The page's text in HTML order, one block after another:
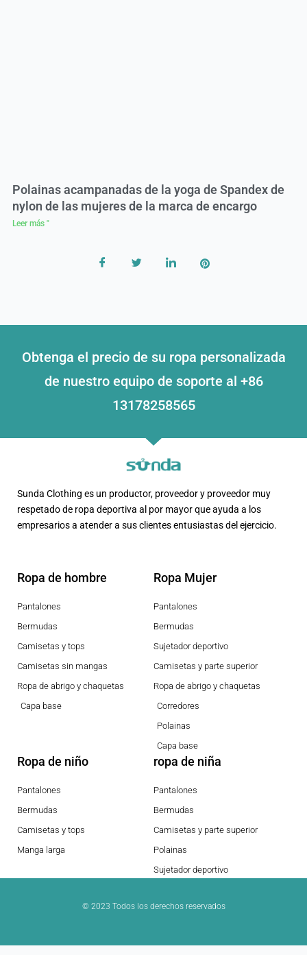
Polainas acampanadas de la yoga de Spandex de
nylon de las mujeres de la marca de encargo
Leer más "
Obtenga el precio de su ropa personalizada
de nuestro equipo de soporte al +86
13178258565
Sunda Clothing es un productor, proveedor y proveedor muy
respetado de ropa deportiva al por mayor que ayuda a los
empresarios a atender a sus clientes entusiastas del ejercicio.
Ropa de hombre
Pantalones
Bermudas
Camisetas y tops
Camisetas sin mangas
Ropa de abrigo y chaquetas
Capa base
Ropa Mujer
Pantalones
Bermudas
Sujetador deportivo
Camisetas y parte superior
Ropa de abrigo y chaquetas
Corredores
Polainas
Capa base
Ropa de niño
Pantalones
Bermudas
Camisetas y tops
Manga larga
ropa de niña
Pantalones
Bermudas
Camisetas y parte superior
Polainas
Sujetador deportivo
© 2023 Todos los derechos reservados